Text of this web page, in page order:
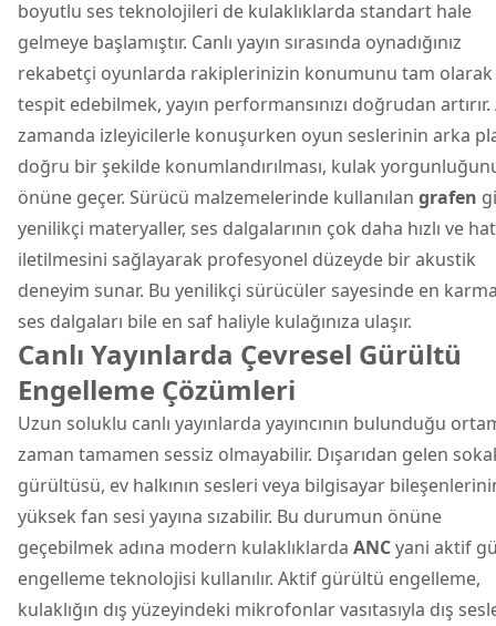
boyutlu ses teknolojileri de kulaklıklarda standart hale
gelmeye başlamıştır. Canlı yayın sırasında oynadığınız
rekabetçi oyunlarda rakiplerinizin konumunu tam olarak
tespit edebilmek, yayın performansınızı doğrudan artırır.
zamanda izleyicilerle konuşurken oyun seslerinin arka
doğru bir şekilde konumlandırılması, kulak
önüne geçer. Sürücü malzemelerinde kullanılan grafen
yenilikçi materyaller, ses dalgalarının çok daha hızlı ve
iletilmesini sağlayarak profesyonel düzeyde bir akustik
deneyim sunar. Bu yenilikçi sürücüler sayesinde en
ses dalgaları bile en saf haliyle kulağınıza ulaşır.
Canlı Yayınlarda Çevresel Gürültü
Engelleme Çözümleri
Uzun soluklu canlı yayınlarda yayıncının bulunduğu
zaman tamamen sessiz olmayabilir. Dışarıdan gelen
gürültüsü, ev halkının sesleri veya bilgisayar
yüksek fan sesi yayına sızabilir. Bu durumun önüne
geçebilmek adına modern kulaklıklarda ANCyani aktif
engelleme teknolojisi kullanılır. Aktif gürültü engelleme,
kulaklığın dış yüzeyindeki mikrofonlar vasıtasıyla dış